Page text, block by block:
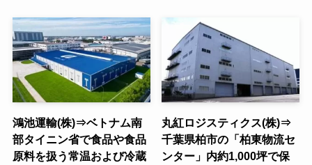
鴻池運輸(株)⇒ベトナム南
部タイニン省で食品や食品
原料を扱う常温および冷蔵
丸紅ロジスティクス(株)⇒
千葉県柏市の「柏東物流セ
ンター」内約1,000坪で保